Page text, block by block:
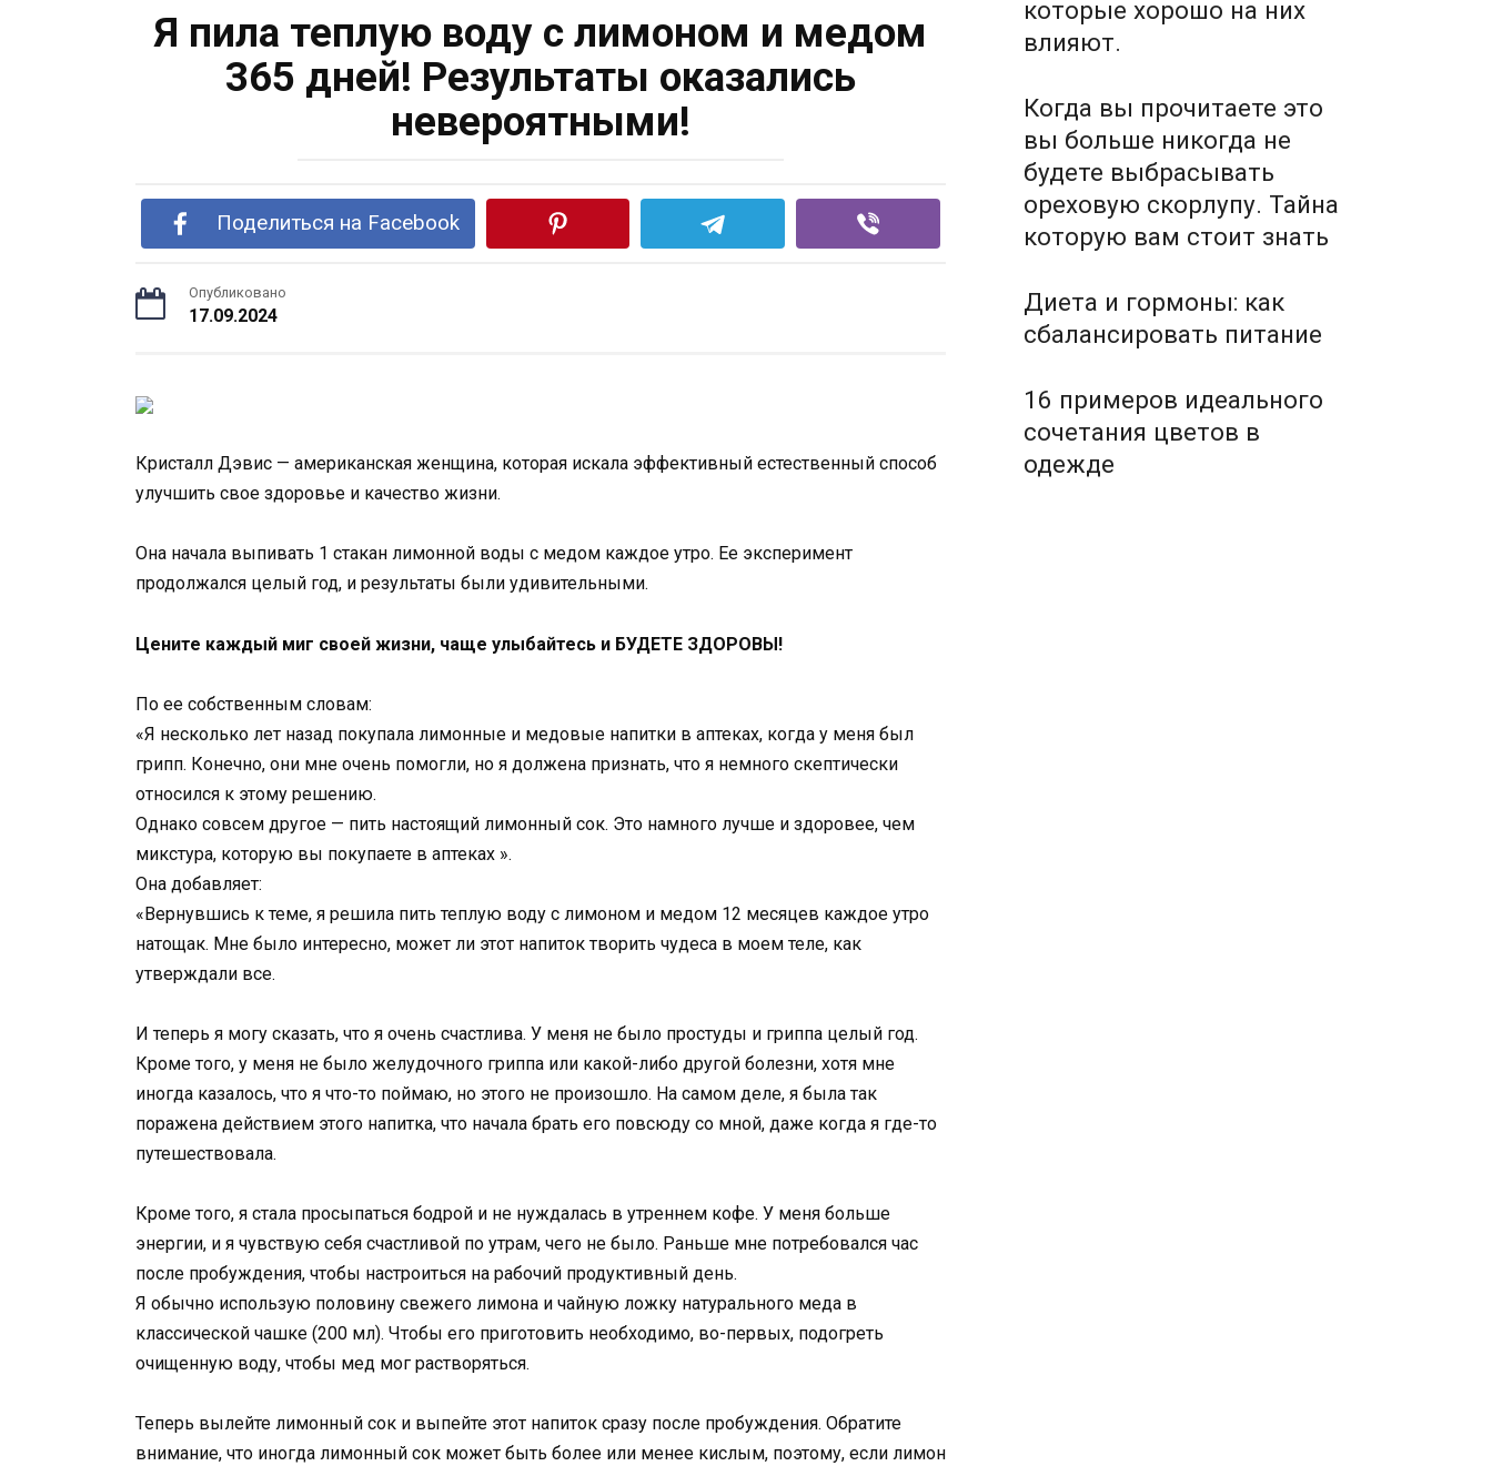
Я пила теплую воду с лимоном и медом
365 дней! Результаты оказались
невероятными!
Поделиться на Facebook
Опубликовано
17.09.2024
Кристалл Дэвис — американская женщина, которая искала эффективный естественный способ
улучшить свое здоровье и качество жизни.
Она начала выпивать 1 стакан лимонной воды с медом каждое утро. Ее эксперимент
продолжался целый год, и результаты были удивительными.
Цените каждый миг своей жизни, чаще улыбайтесь и БУДЕТЕ ЗДОРОВЫ!
По ее собственным словам:
«Я несколько лет назад покупала лимонные и медовые напитки в аптеках, когда у меня был
грипп. Конечно, они мне очень помогли, но я должена признать, что я немного скептически
относился к этому решению.
Однако совсем другое — пить настоящий лимонный сок. Это намного лучше и здоровее, чем
микстура, которую вы покупаете в аптеках ».
Она добавляет:
«Вернувшись к теме, я решила пить теплую воду с лимоном и медом 12 месяцев каждое утро
натощак. Мне было интересно, может ли этот напиток творить чудеса в моем теле, как
утверждали все.
И теперь я могу сказать, что я очень счастлива. У меня не было простуды и гриппа целый год.
Кроме того, у меня не было желудочного гриппа или какой-либо другой болезни, хотя мне
иногда казалось, что я что-то поймаю, но этого не произошло. На самом деле, я была так
поражена действием этого напитка, что начала брать его повсюду со мной, даже когда я где-то
путешествовала.
Кроме того, я стала просыпаться бодрой и не нуждалась в утреннем кофе. У меня больше
энергии, и я чувствую себя счастливой по утрам, чего не было. Раньше мне потребовался час
после пробуждения, чтобы настроиться на рабочий продуктивный день.
Я обычно использую половину свежего лимона и чайную ложку натурального меда в
классической чашке (200 мл). Чтобы его приготовить необходимо, во-первых, подогреть
очищенную воду, чтобы мед мог растворяться.
Теперь вылейте лимонный сок и выпейте этот напиток сразу после пробуждения. Обратите
внимание, что иногда лимонный сок может быть более или менее кислым, поэтому, если лимон
которые хорошо на них
влияют.
Когда вы прочитаете это
вы больше никогда не
будете выбрасывать
ореховую скорлупу. Тайна
которую вам стоит знать
Диета и гормоны: как
сбалансировать питание
16 примеров идеального
сочетания цветов в
одежде